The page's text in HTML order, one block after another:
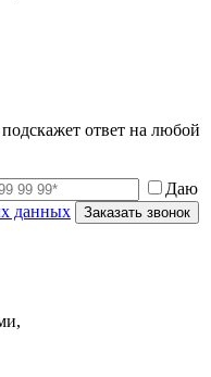
ответ на любой
Даю
данных Заказать звонок